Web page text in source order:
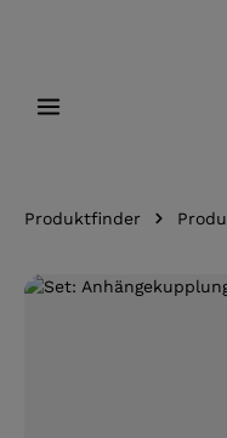
Produktfinder
Bildergalerie